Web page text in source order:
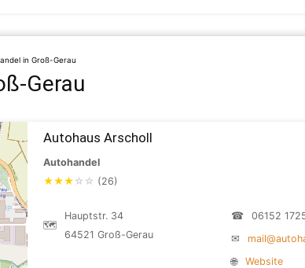
in Groß-Gerau
Gerau
Autohaus Arscholl
Autohandel
★★★ ☆ ☆ (26)
🗺
Hauptstr. 34
64521 Groß-Gerau
☎
06152
✉
🌐
Website